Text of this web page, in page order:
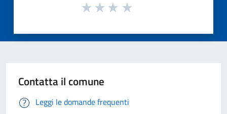
Contatta il comune
Leggi le domande frequenti